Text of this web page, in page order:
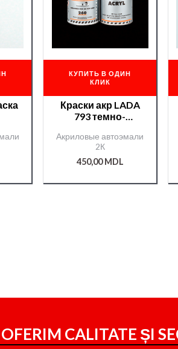
КУПИТЬ В ОДИН
КЛИК
Краски акр LADA
793 темно-
0,800мл. +отв
400мл./12600/
Chameleon/51275/
Акриловые автоэмали
2К
450,00MDL
CALITATE ȘI